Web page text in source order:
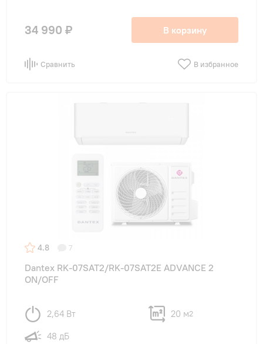
34 990 ₽ В корзину
Сравнить В избранное
4.8 7
Dantex RK-07SAT2/RK-07SAT2E ADVANCE 2
ON/OFF
2,64 Вт 20 м2
48 дБ